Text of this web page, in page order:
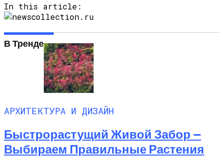
In this article:
В Тренде
АРХИТЕКТУРА И ДИЗАЙН
Быстрорастущий Живой Забор —
Выбираем Правильные Растения